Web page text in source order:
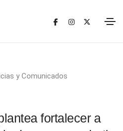
y Comunicados
fortalecer a